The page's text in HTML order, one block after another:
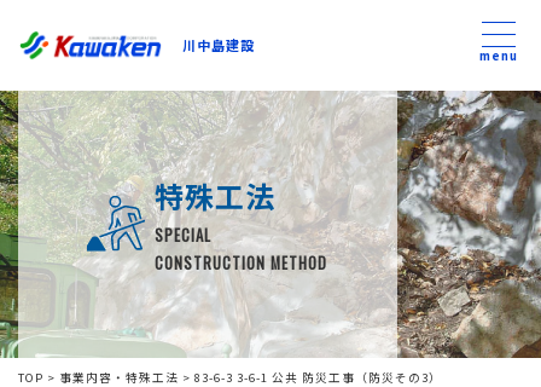
川中島建設
川中島建設
トップ
トピックス
事業内容
私たちについて
menu
特殊工法
SPECIAL
CONSTRUCTION METHOD
TOP > 事業内容・特殊工法 > 83-6-3 3-6-1 公共 防災工事（防災その3）